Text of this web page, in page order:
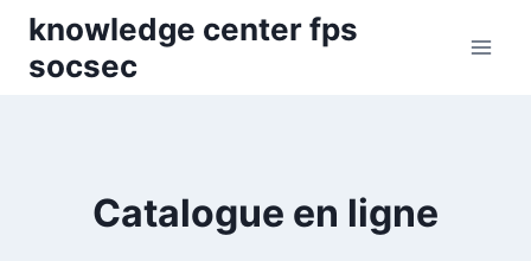
Skip
content
knowledge center fps
socsec
Catalogue en ligne